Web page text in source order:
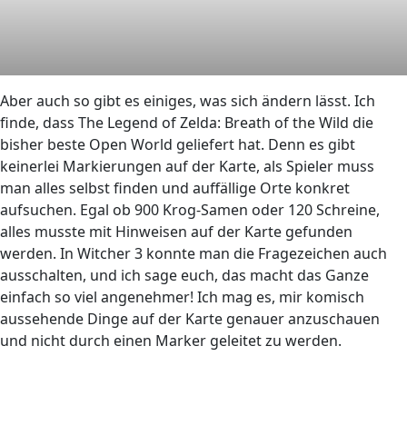
Aber auch so gibt es einiges, was sich ändern lässt. Ich
finde, dass The Legend of Zelda: Breath of the Wild die
bisher beste Open World geliefert hat. Denn es gibt
keinerlei Markierungen auf der Karte, als Spieler muss
man alles selbst finden und auffällige Orte konkret
aufsuchen. Egal ob 900 Krog-Samen oder 120 Schreine,
alles musste mit Hinweisen auf der Karte gefunden
werden. In Witcher 3 konnte man die Fragezeichen auch
ausschalten, und ich sage euch, das macht das Ganze
einfach so viel angenehmer! Ich mag es, mir komisch
aussehende Dinge auf der Karte genauer anzuschauen
und nicht durch einen Marker geleitet zu werden.